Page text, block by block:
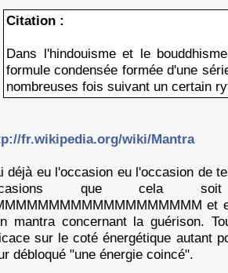
Citation :
Dans l'hindouisme et le
formule condensée formée d'une
nombreuses fois suivant un certain
fr.wikipedia.org/wiki/Mantra
déjà eu l'occasion eu l'occasion de
que cela
et
mantra concernant la guérison.
sur le coté énergétique autant
débloqué "une énergie coincé".